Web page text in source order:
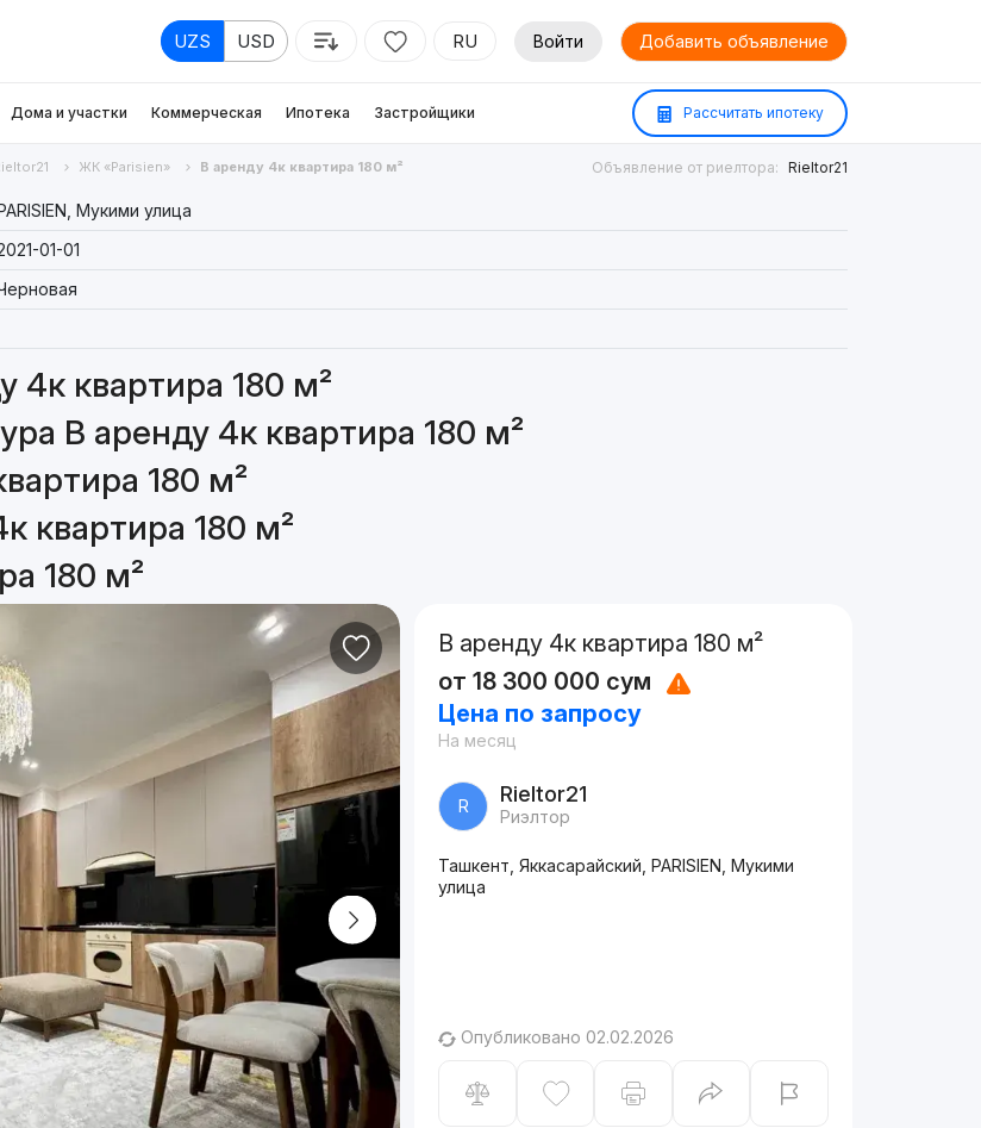
UZS USD RU Войти Добавить объявление
Дома и участки Коммерческая Ипотека Застройщики Рассчитать ипотеку
ЖК «Parisien» В аренду 4к квартира 180 м² Объявление от риелтора: Rieltor21
Мукими улица
01-01
4к квартира 180 м²
В аренду 4к квартира 180 м²
180 м²
квартира 180 м²
180 м²
В аренду 4к квартира 180 м²
от 18 300 000 сум
Цена по запросу
На месяц
R Rieltor21
Риэлтор
Ташкент, Яккасарайский, PARISIEN, Мукими
улица
Опубликовано 02.02.2026